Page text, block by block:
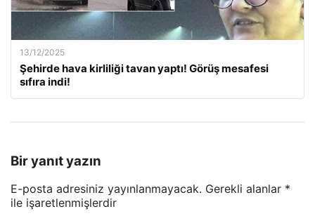
13/12/2025
Şehirde hava kirliliği tavan yaptı! Görüş mesafesi
sıfıra indi!
Bir yanıt yazın
E-posta adresiniz yayınlanmayacak. Gerekli alanlar *
ile işaretlenmişlerdir